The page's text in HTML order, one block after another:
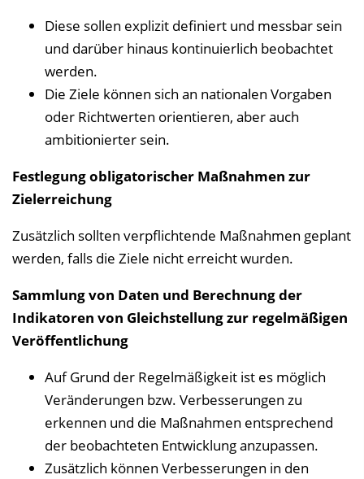
Diese sollen explizit definiert und messbar sein
und darüber hinaus kontinuierlich beobachtet
werden.
Die Ziele können sich an nationalen Vorgaben
oder Richtwerten orientieren, aber auch
ambitionierter sein.
Festlegung obligatorischer Maßnahmen zur
Zielerreichung
Zusätzlich sollten verpflichtende Maßnahmen geplant
werden, falls die Ziele nicht erreicht wurden.
Sammlung von Daten und Berechnung der
Indikatoren von Gleichstellung zur regelmäßigen
Veröffentlichung
Auf Grund der Regelmäßigkeit ist es möglich
Veränderungen bzw. Verbesserungen zu
erkennen und die Maßnahmen entsprechend
der beobachteten Entwicklung anzupassen.
Zusätzlich können Verbesserungen in den